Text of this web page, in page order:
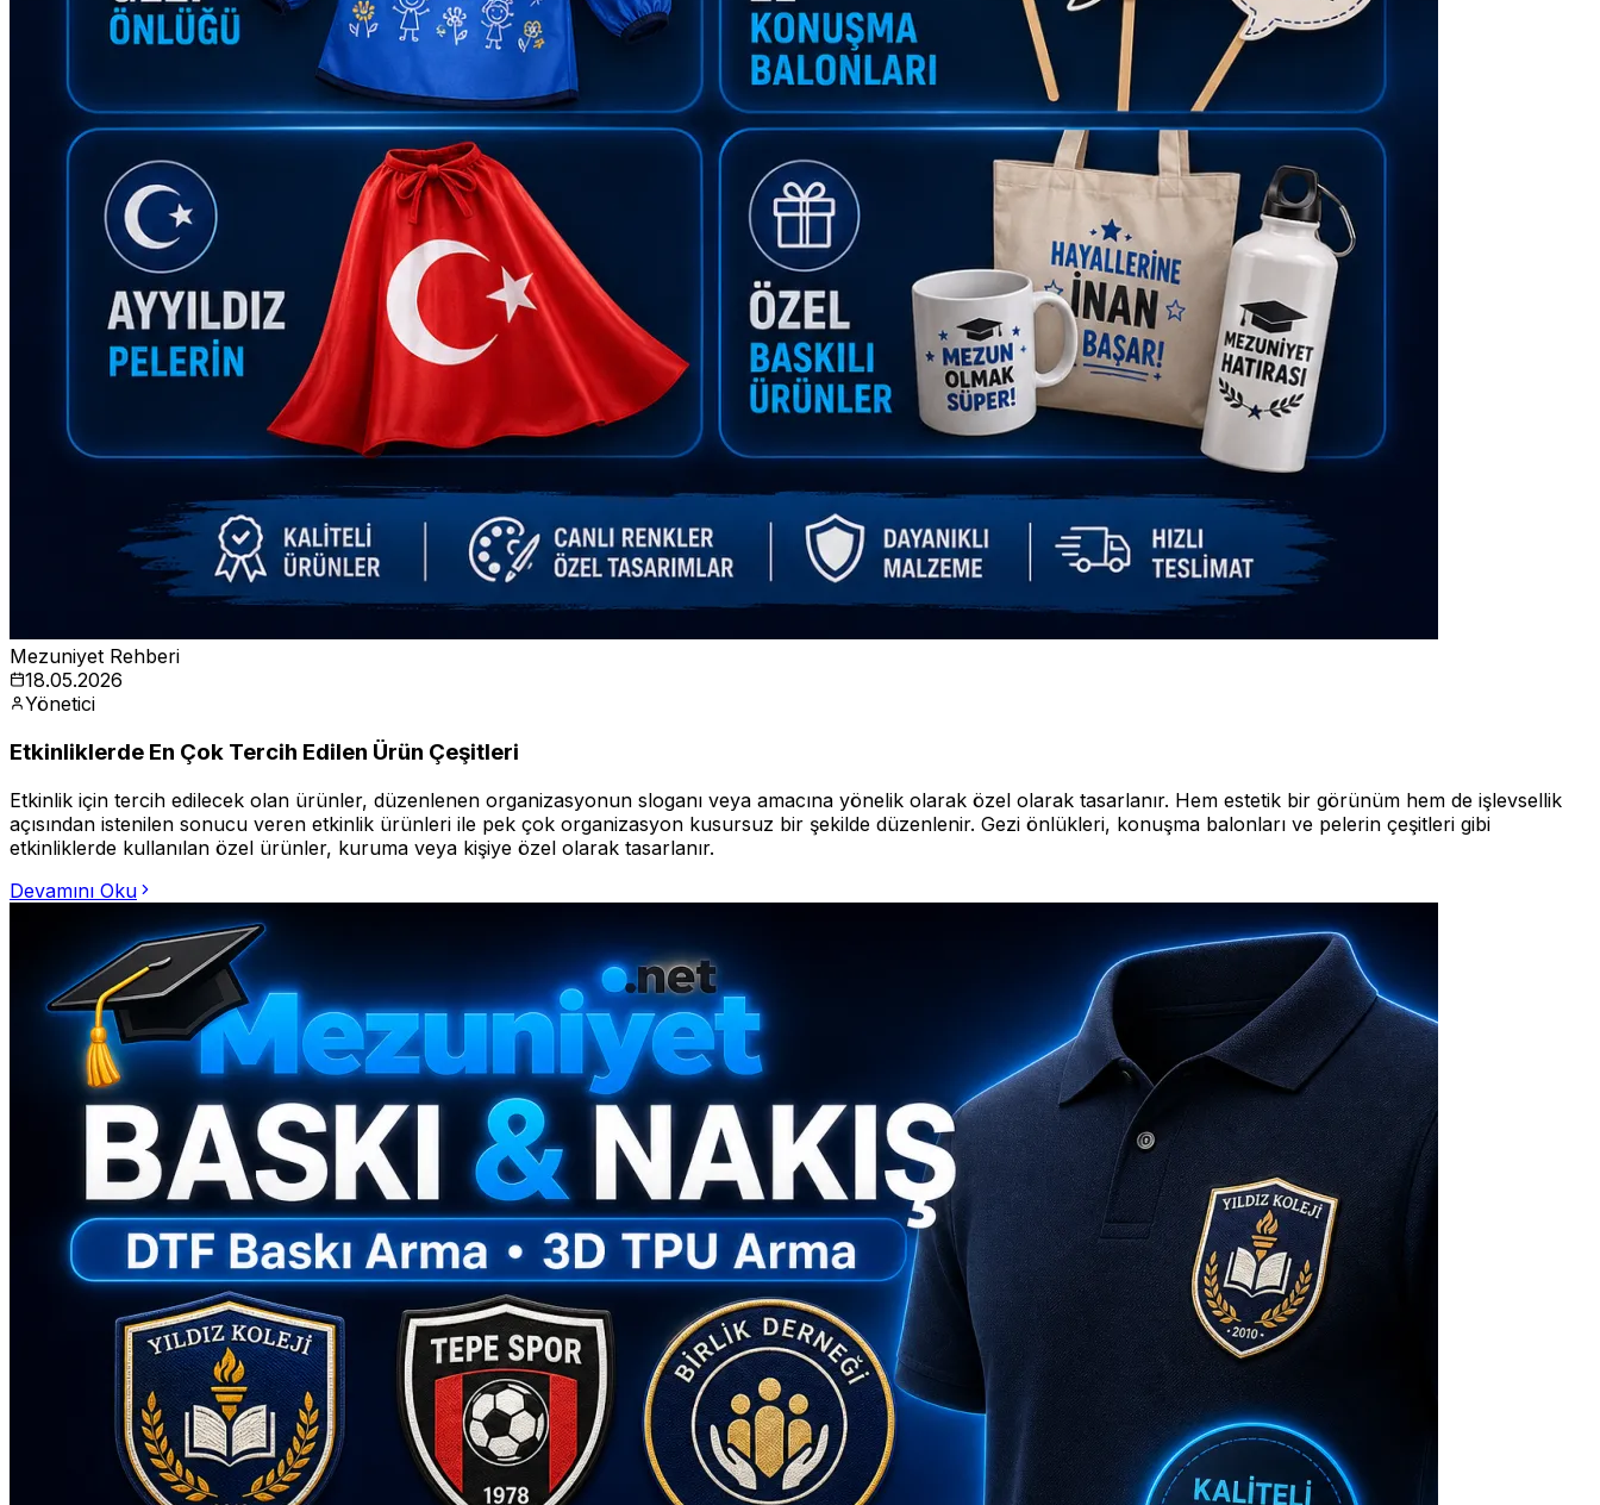
Mezuniyet Rehberi
18.05.2026
Yönetici
Etkinliklerde En Çok Tercih Edilen Ürün Çeşitleri
Etkinlik için tercih edilecek olan ürünler, düzenlenen organizasyonun sloganı veya amacına yönelik olarak özel olarak tasarlanır. Hem estetik bir görünüm hem de işlevsellik
açısından istenilen sonucu veren etkinlik ürünleri ile pek çok organizasyon kusursuz bir şekilde düzenlenir. Gezi önlükleri, konuşma balonları ve pelerin çeşitleri gibi
etkinliklerde kullanılan özel ürünler, kuruma veya kişiye özel olarak tasarlanır.
Devamını Oku